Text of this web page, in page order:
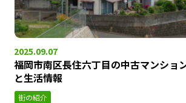
2025.09.07
福岡市南区長住六丁目の中古マンショ
と生活情報
街の紹介